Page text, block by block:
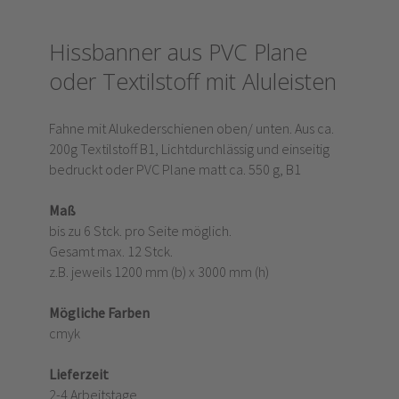
Hissbanner aus PVC Plane
oder Textilstoff mit Aluleisten
Fahne mit Alukederschienen oben/ unten. Aus ca.
200g Textilstoff B1, Lichtdurchlässig und einseitig
bedruckt oder PVC Plane matt ca. 550 g, B1
Maß
bis zu 6 Stck. pro Seite möglich.
Gesamt max. 12 Stck.
z.B. jeweils 1200 mm (b) x 3000 mm (h)
Mögliche Farben
cmyk
Lieferzeit
2-4 Arbeitstage